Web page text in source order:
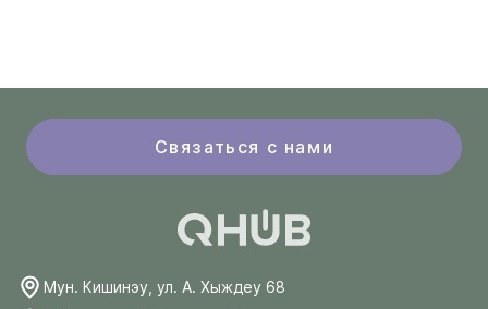
Связаться с нами
Мун. Кишинэу, ул. А. Хыждеу 68